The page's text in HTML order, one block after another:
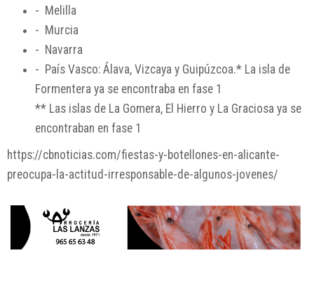
- Melilla
- Murcia
- Navarra
- País Vasco: Álava, Vizcaya y Guipúzcoa.* La isla de
Formentera ya se encontraba en fase 1
** Las islas de La Gomera, El Hierro y La Graciosa ya se
encontraban en fase 1
https://cbnoticias.com/fiestas-y-botellones-en-alicante-
preocupa-la-actitud-irresponsable-de-algunos-jovenes/